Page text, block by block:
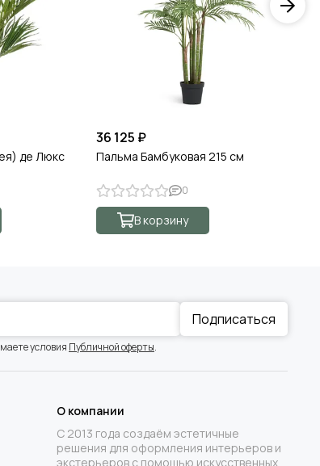
де Люкс
36 125 ₽
Пальма Бамбуковая 215 см
0
В корзину
Подписаться
условия Публичной оферты.
О компании
С 2013 года создаём эстетичные
решения для оформления интерьеров и
экстерьеров с помощью искусственных